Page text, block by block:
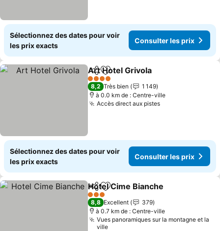
Sélectionnez des dates pour voir
les prix exacts
Consulter les prix
PartagerAjouter à mes favoris
Art Hotel Grivola
4 Étoiles
8,2 Très bien
1 149
à 0.0 km de : Centre-ville
Accès direct aux pistes
Sélectionnez des dates pour voir
les prix exacts
Consulter les prix
PartagerAjouter à mes favoris
Hotel Cime Bianche
3 Étoiles
8,8 Excellent
379
à 0.7 km de : Centre-ville
Vues panoramiques sur la montagne et la
ville